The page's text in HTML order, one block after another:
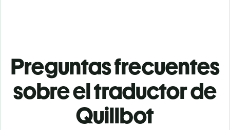
Preguntas frecuentes
sobre el traductor de
Quillbot